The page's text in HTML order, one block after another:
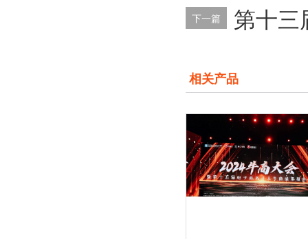
下一篇 第十三
相关产品